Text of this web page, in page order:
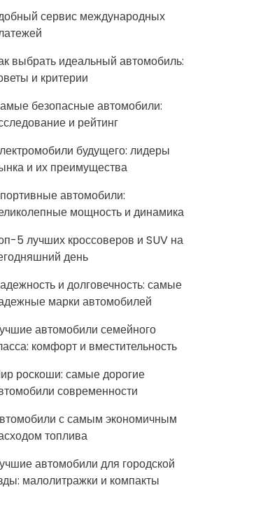
сервис международных
выбрать идеальный автомобиль:
и критерии
безопасные автомобили:
и рейтинг
будущего: лидеры
и их преимущества
автомобили:
мощность и динамика
5 лучших кроссоверов и SUV на
день
и долговечность: самые
марки автомобилей
автомобили семейного
комфорт и вместительность
роскоши: самые дорогие
современности
с самым экономичным
топлива
автомобили для городской
малолитражки и компакты